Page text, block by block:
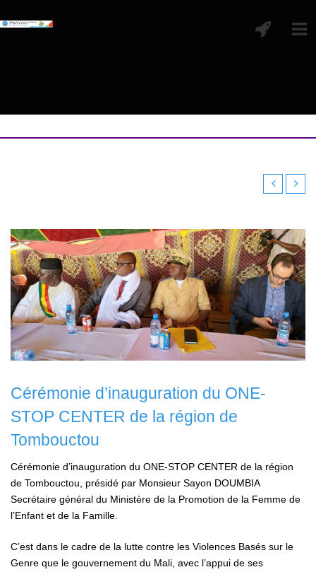
Cérémonie d’inauguration du ONE-
STOP CENTER de la région de
Tombouctou
Cérémonie d’inauguration du ONE-STOP CENTER de la région
de Tombouctou, présidé par Monsieur Sayon DOUMBIA
Secrétaire général du Ministère de la Promotion de la Femme de
l’Enfant et de la Famille.
C’est dans le cadre de la lutte contre les Violences Basés sur le
Genre que le gouvernement du Mali, avec l’appui de ses